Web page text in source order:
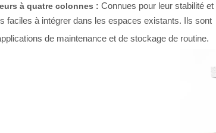
à quatre colonnes : Connues pour leur stabilité
faciles à intégrer dans les espaces existants. Ils sont
de maintenance et de stockage de routine.